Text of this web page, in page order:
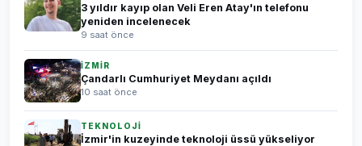
3 yıldır kayıp olan Veli Eren Atay'ın telefonu
yeniden incelenecek
9 saat önce
İZMİR
Çandarlı Cumhuriyet Meydanı açıldı
10 saat önce
TEKNOLOJİ
İzmir'in kuzeyinde teknoloji üssü yükseliyor